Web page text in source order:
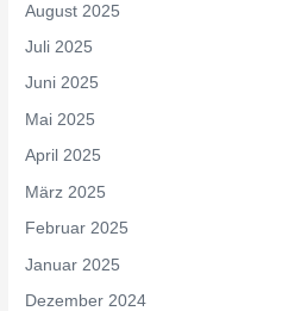
August 2025
Juli 2025
Juni 2025
Mai 2025
April 2025
März 2025
Februar 2025
Januar 2025
Dezember 2024